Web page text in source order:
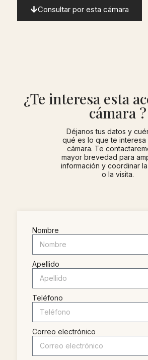
Consultar por esta cámara
¿Te interesa esta
cámara ?
Déjanos tus datos y
qué es lo que te interesa
cámara. Te
mayor brevedad para
información y coordinar
o la visita.
Nombre
Apellido
Teléfono
Correo electrónico